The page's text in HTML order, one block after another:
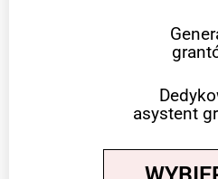
asystent